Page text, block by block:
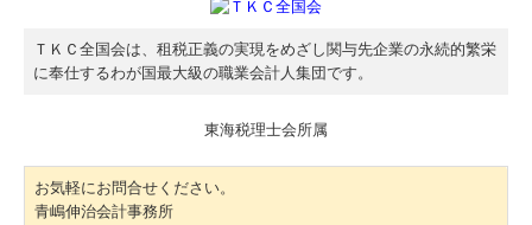
ＴＫＣ全国会は、租税正義の実現をめざし関与先企業の永続的繁栄
に奉仕するわが国最大級の職業会計人集団です。
東海税理士会所属
お気軽にお問合せください。
青嶋伸治会計事務所